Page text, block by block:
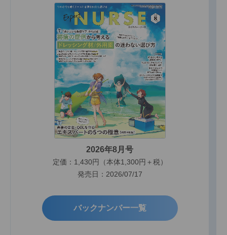
2026年8月号
定価：1,430円（本体1,300円＋税）
発売日：2026/07/17
バックナンバー一覧